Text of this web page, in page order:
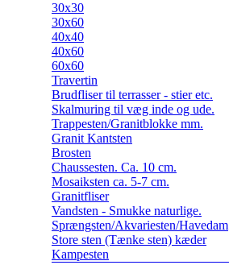
30x30
30x60
40x40
40x60
60x60
Travertin
Brudfliser til terrasser - stier etc.
Skalmuring til væg inde og ude.
Trappesten/Granitblokke mm.
Granit Kantsten
Brosten
Chaussesten. Ca. 10 cm.
Mosaiksten ca. 5-7 cm.
Granitfliser
Vandsten - Smukke naturlige.
Sprængsten/Akvariesten/Havedam
Store sten (Tænke sten) kæder
Kampesten